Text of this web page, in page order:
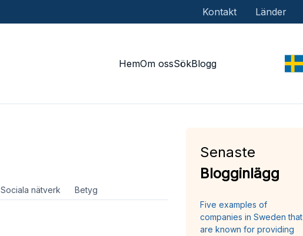
Kontakt Länder
HemOm ossSökBlogg
Sociala nätverk Betyg
Senaste
Blogginlägg
Five examples of
companies in Sweden that
are known for providing